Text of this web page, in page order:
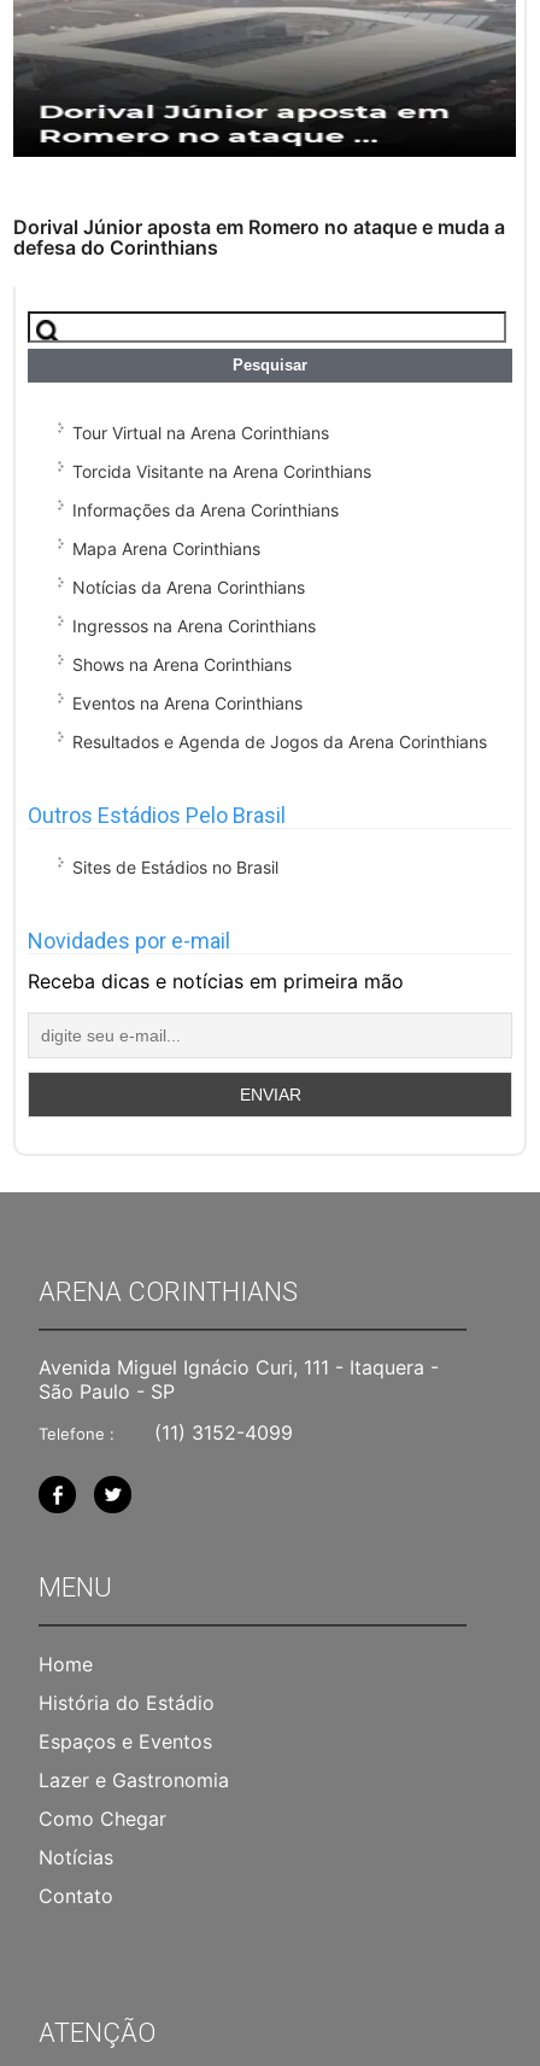
Dorival Júnior aposta em Romero no ataque e muda a
defesa do Corinthians
Tour Virtual na Arena Corinthians
Torcida Visitante na Arena Corinthians
Informações da Arena Corinthians
Mapa Arena Corinthians
Notícias da Arena Corinthians
Ingressos na Arena Corinthians
Shows na Arena Corinthians
Eventos na Arena Corinthians
Resultados e Agenda de Jogos da Arena Corinthians
Outros Estádios Pelo Brasil
Sites de Estádios no Brasil
Novidades por e-mail
Receba dicas e notícias em primeira mão
ARENA CORINTHIANS
Avenida Miguel Ignácio Curi, 111 - Itaquera -
São Paulo - SP
Telefone : (11) 3152-4099
MENU
Home
História do Estádio
Espaços e Eventos
Lazer e Gastronomia
Como Chegar
Notícias
Contato
ATENÇÃO